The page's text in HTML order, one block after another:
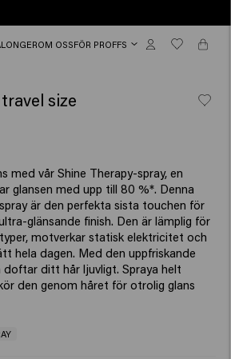
OM OSSFÖR PROFFS
size
med vår Shine Therapy-spray, en
glansen med upp till 80 %*. Denna
är den perfekta sista touchen för
glänsande finish. Den är lämplig för
motverkar statisk elektricitet och
hela dagen. Med den uppfriskande
ditt hår ljuvligt. Spraya helt
den genom håret för otrolig glans